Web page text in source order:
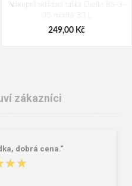
Nákupní skládací taška Dielle BS-3-
05 modrá 30 L
249,00 Kč
zákazníci
dobrá cena.“